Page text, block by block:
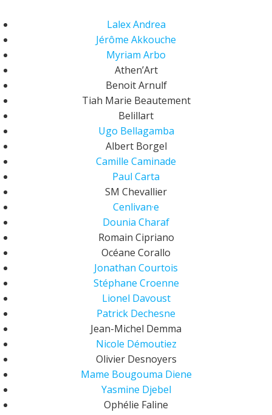
Lalex Andrea
Jérôme Akkouche
Myriam Arbo
Athen’Art
Benoit Arnulf
Tiah Marie Beautement
Belillart
Ugo Bellagamba
Albert Borgel
Camille Caminade
Paul Carta
SM Chevallier
Cenlivan·e
Dounia Charaf
Romain Cipriano
Océane Corallo
Jonathan Courtois
Stéphane Croenne
Lionel Davoust
Patrick Dechesne
Jean-Michel Demma
Nicole Démoutiez
Olivier Desnoyers
Mame Bougouma Diene
Yasmine Djebel
Ophélie Faline